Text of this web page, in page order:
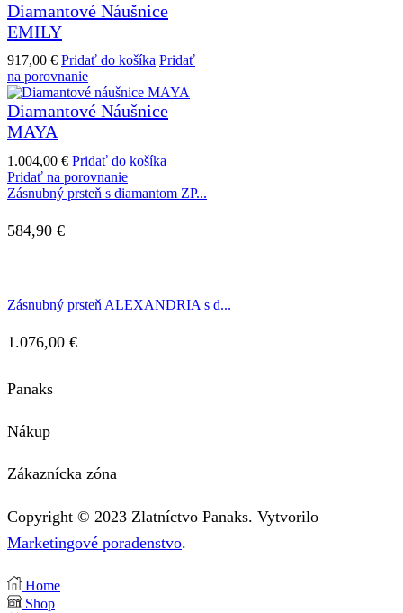
Diamantové Náušnice
EMILY
917,00 € Pridať do košíka Pridať
na porovnanie
Diamantové Náušnice
MAYA
1.004,00 € Pridať do košíka
Pridať na porovnanie
Zásnubný prsteň s diamantom ZP...
584,90 €
Zásnubný prsteň ALEXANDRIA s d...
1.076,00 €
Panaks
Nákup
Zákaznícka zóna
Copyright © 2023 Zlatníctvo Panaks. Vytvorilo –
Marketingové poradenstvo.
Home
Shop